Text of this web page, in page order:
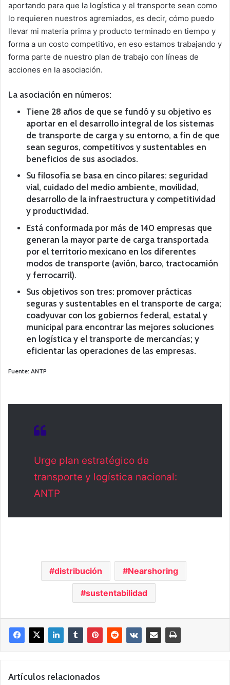
aportando para que la logística y el transporte sean como
lo requieren nuestros agremiados, es decir, cómo puedo
llevar mi materia prima y producto terminado en tiempo y
forma a un costo competitivo, en eso estamos trabajando y
forma parte de nuestro plan de trabajo con líneas de
acciones en la asociación.
La asociación en números:
Tiene 28 años de que se fundó y su objetivo es
aportar en el desarrollo integral de los sistemas
de transporte de carga y su entorno, a fin de que
sean seguros, competitivos y sustentables en
beneficios de sus asociados.
Su filosofía se basa en cinco pilares: seguridad
vial, cuidado del medio ambiente, movilidad,
desarrollo de la infraestructura y competitividad
y productividad.
Está conformada por más de 140 empresas que
generan la mayor parte de carga transportada
por el territorio mexicano en los diferentes
modos de transporte (avión, barco, tractocamión
y ferrocarril).
Sus objetivos son tres: promover prácticas
seguras y sustentables en el transporte de carga;
coadyuvar con los gobiernos federal, estatal y
municipal para encontrar las mejores soluciones
en logística y el transporte de mercancías; y
eficientar las operaciones de las empresas.
Fuente: ANTP
Urge plan estratégico de
transporte y logística nacional:
ANTP
distribución Nearshoring
sustentabilidad
Artículos relacionados